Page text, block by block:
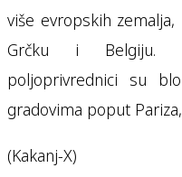
više evropskih zemalja,
Grčku i Belgiju.
poljoprivrednici su
gradovima poput
(Kakanj-X)